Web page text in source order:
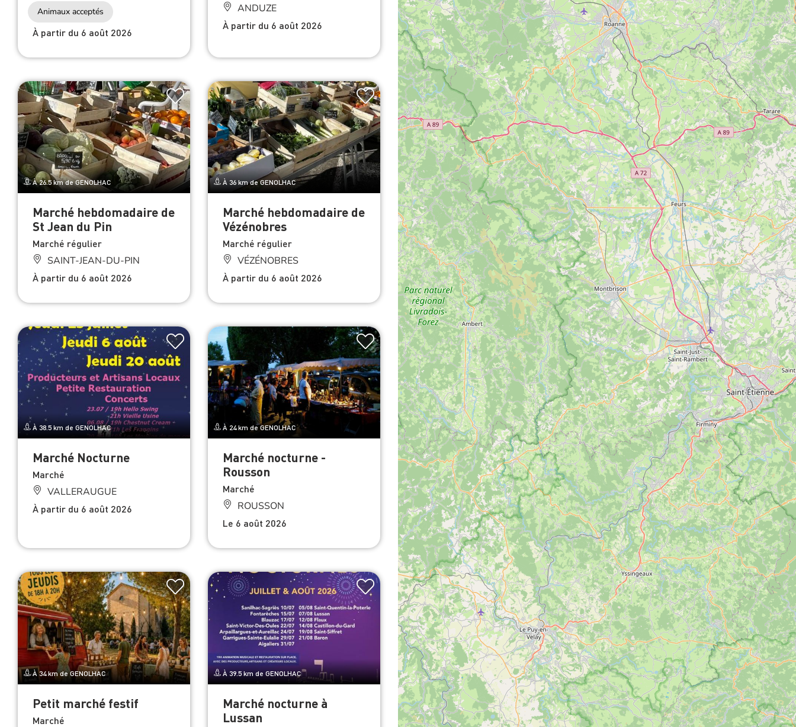
Animaux acceptés
À partir du 6 août 2026
ANDUZE
À partir du 6 août 2026
À 26.5 km de GENOLHAC
Marché hebdomadaire de
St Jean du Pin
Marché régulier
SAINT-JEAN-DU-PIN
À partir du 6 août 2026
À 36 km de GENOLHAC
Marché hebdomadaire de
Vézénobres
Marché régulier
VÉZÉNOBRES
À partir du 6 août 2026
À 38.5 km de GENOLHAC
Marché Nocturne
Marché
VALLERAUGUE
À partir du 6 août 2026
À 24 km de GENOLHAC
Marché nocturne -
Rousson
Marché
ROUSSON
Le 6 août 2026
À 34 km de GENOLHAC
Petit marché festif
Marché
À 39.5 km de GENOLHAC
Marché nocturne à
Lussan